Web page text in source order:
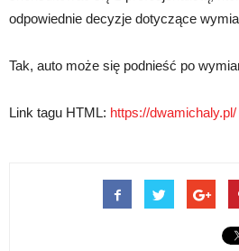
odpowiednie decyzje dotyczące
Tak, auto może się podnieść po
Link tagu HTML: https://dwamichaly.pl/